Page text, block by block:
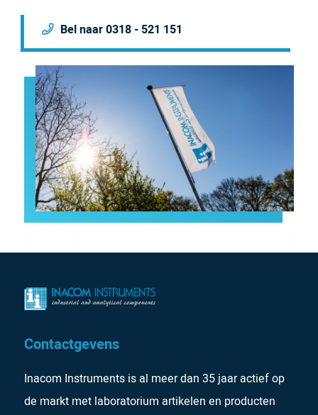
Bel naar 0318 - 521 151
Contactgevens
Inacom Instruments is al meer dan 35 jaar actief op
de markt met laboratorium artikelen en producten